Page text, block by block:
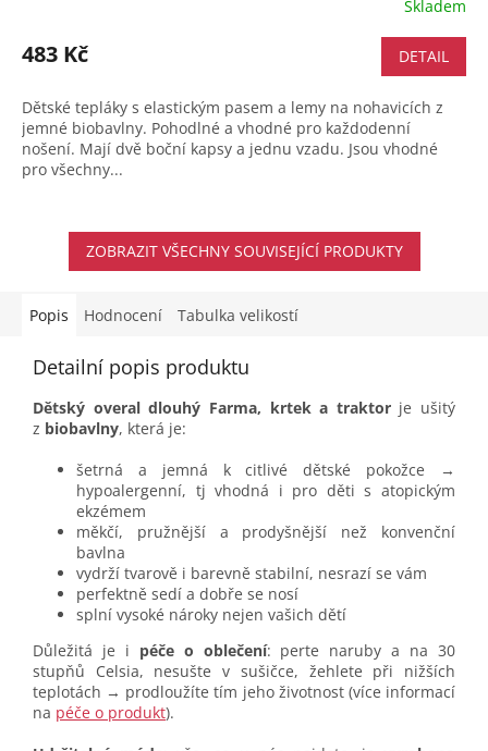
Skladem
483 Kč DETAIL
Dětské tepláky s elastickým pasem a lemy na nohavicích z
jemné biobavlny. Pohodlné a vhodné pro každodenní
nošení. Mají dvě boční kapsy a jednu vzadu. Jsou vhodné
pro všechny...
ZOBRAZIT VŠECHNY SOUVISEJÍCÍ PRODUKTY
Popis Hodnocení Tabulka velikostí
Detailní popis produktu
Dětský overal dlouhý Farma, krtek a traktor je ušitý
z biobavlny, která je:
šetrná a jemná k citlivé dětské pokožce →
hypoalergenní, tj vhodná i pro děti s atopickým
ekzémem
měkčí, pružnější a prodyšnější než konvenční
bavlna
vydrží tvarově i barevně stabilní, nesrazí se vám
perfektně sedí a dobře se nosí
splní vysoké nároky nejen vašich dětí
Důležitá je i péče o oblečení: perte naruby a na 30
stupňů Celsia, nesušte v sušičce, žehlete při nižších
teplotách → prodloužíte tím jeho životnost (více informací
na péče o produkt).